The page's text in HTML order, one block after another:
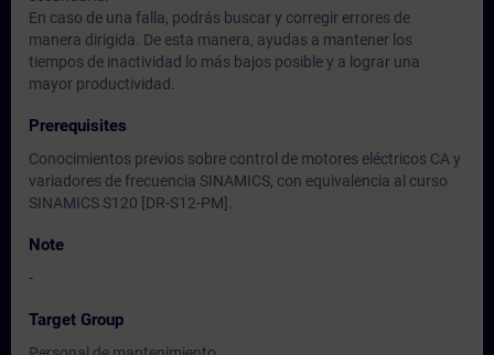
En caso de una falla, podrás buscar y corregir errores de
manera dirigida. De esta manera, ayudas a mantener los
tiempos de inactividad lo más bajos posible y a lograr una
mayor productividad.
Prerequisites
Conocimientos previos sobre control de motores eléctricos CA y
variadores de frecuencia SINAMICS, con equivalencia al curso
SINAMICS S120 [DR-S12-PM].
Note
-
Target Group